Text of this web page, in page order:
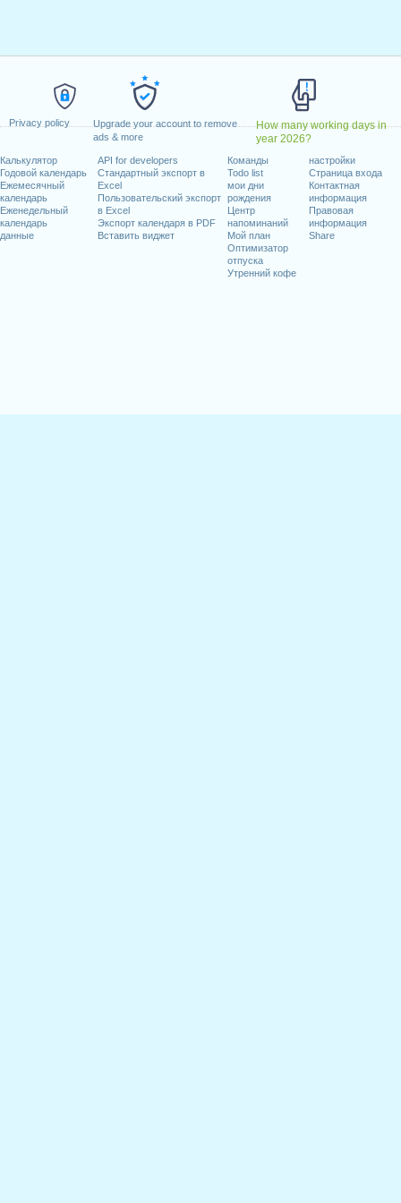
Privacy policy
Upgrade your account to remove
ads & more
How many working days in
year 2026?
Калькулятор
Годовой календарь
Ежемесячный
календарь
Еженедельный
календарь
данные
API for developers
Стандартный экспорт в
Excel
Пользовательский экспорт
в Excel
Экспорт календаря в PDF
Вставить виджет
Команды
Todo list
мои дни
рождения
Центр
напоминаний
Мой план
Оптимизатор
отпуска
Утренний кофе
настройки
Страница входа
Контактная
информация
Правовая
информация
Share
13 апрель, 2020
май, 2020
1 июнь, 2020
на выходные
август, 2020
2020